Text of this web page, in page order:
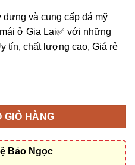
dựng và cung cấp đá mỹ
ở Gia Lai✅ với những
tín, chất lượng cao, Giá rẻ
ở Gia Lai rẻ đẹp số lượng
GIỎ HÀNG
Bảo Ngọc